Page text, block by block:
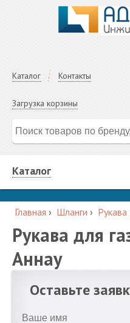
Каталог Контакты
Загрузка корзины
Каталог
Главная › Шланги › Рукава
Рукава для
Аннау
Оставьте